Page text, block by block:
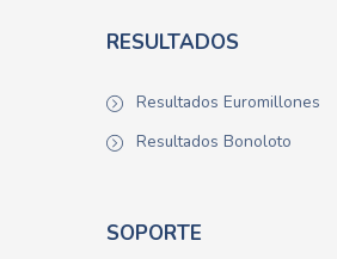
RESULTADOS
Resultados Euromillones
Resultados Bonoloto
SOPORTE